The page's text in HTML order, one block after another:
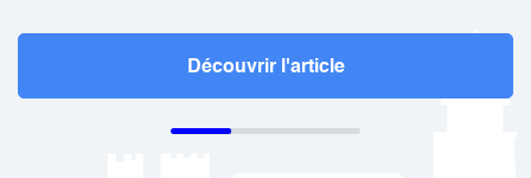
Découvrir l'article